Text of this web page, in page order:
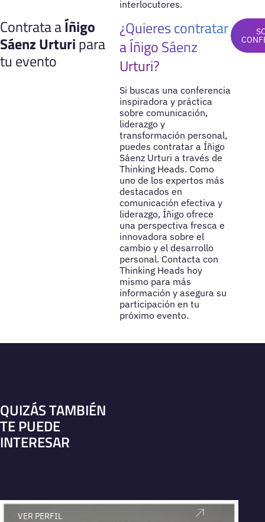
interlocutores.
Contrata aÍñigo
Sáenz Urturipara
tu evento
¿Quieres contratar
a Íñigo Sáenz
Urturi?
Si buscas una conferencia
inspiradora y práctica
sobre comunicación,
liderazgo y
transformación personal,
puedes contratar a Íñigo
Sáenz Urturi a través de
Thinking Heads. Como
uno de los expertos más
destacados en
comunicación efectiva y
liderazgo, Íñigo ofrece
una perspectiva fresca e
innovadora sobre el
cambio y el desarrollo
personal. Contacta con
Thinking Heads hoy
mismo para más
información y asegura su
participación en tu
próximo evento.
QUIZÁS TAMBIÉN
TE PUEDE
INTERESAR
VER PERFIL